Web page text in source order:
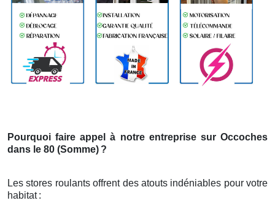
Pourquoi faire appel à notre entreprise sur Occoches
dans le 80 (Somme) ?
Les stores roulants offrent des atouts indéniables pour votre
habitat :